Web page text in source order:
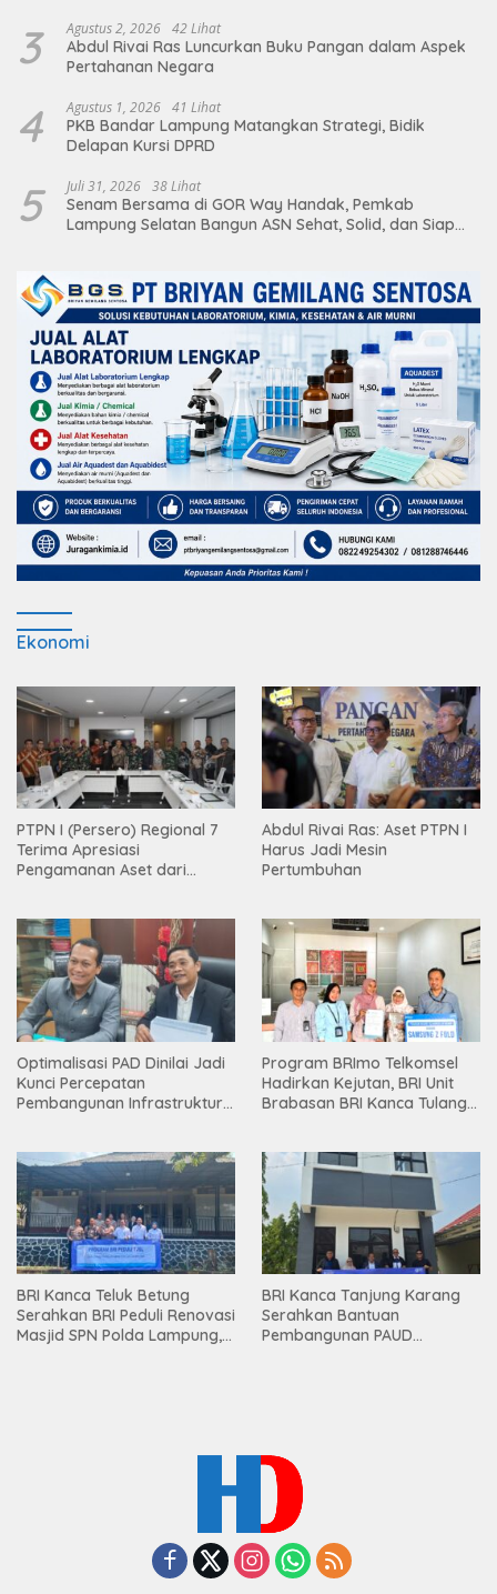
3 Agustus 2, 2026 42 Lihat
Abdul Rivai Ras Luncurkan Buku Pangan dalam Aspek
Pertahanan Negara
4 Agustus 1, 2026 41 Lihat
PKB Bandar Lampung Matangkan Strategi, Bidik
Delapan Kursi DPRD
5 Juli 31, 2026 38 Lihat
Senam Bersama di GOR Way Handak, Pemkab
Lampung Selatan Bangun ASN Sehat, Solid, dan Siap
Ekonomi
PTPN I (Persero) Regional 7
Terima Apresiasi
Pengamanan Aset dari
Abdul Rivai Ras: Aset PTPN I
Harus Jadi Mesin
Pertumbuhan
Optimalisasi PAD Dinilai Jadi
Kunci Percepatan
Pembangunan Infrastruktur
Program BRImo Telkomsel
Hadirkan Kejutan, BRI Unit
Brabasan BRI Kanca Tulang
Mesuji
BRI Kanca Teluk Betung
Serahkan BRI Peduli Renovasi
Masjid SPN Polda Lampung,
BRI Kanca Tanjung Karang
Serahkan Bantuan
Pembangunan PAUD